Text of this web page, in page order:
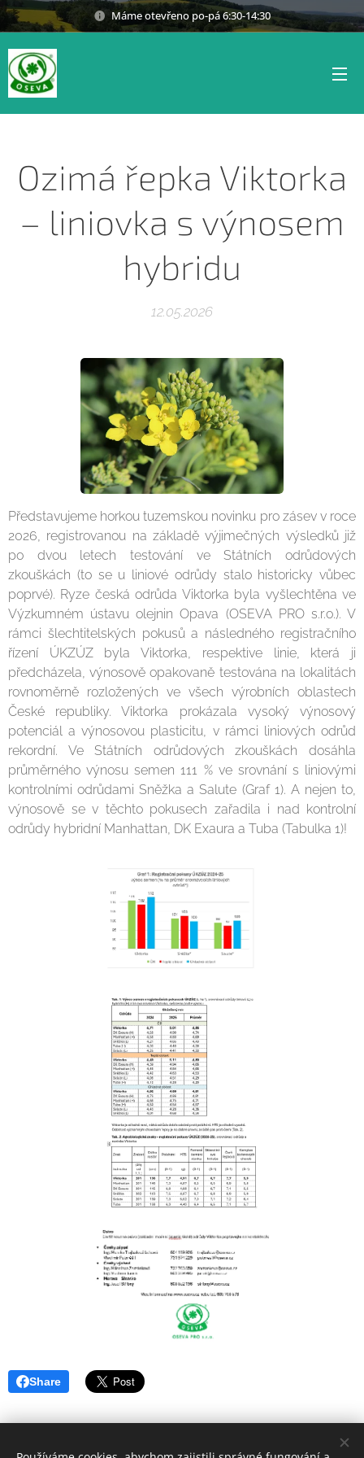
Máme otevřeno po-pá 6:30-14:30
Ozimá řepka Viktorka
– liniovka s výnosem
hybridu
12.05.2026
Představujeme horkou tuzemskou novinku pro zásev v roce
2026, registrovanou na základě výjimečných výsledků již
po dvou letech testování ve Státních odrůdových
zkouškách (to se u liniové odrůdy stalo historicky vůbec
poprvé). Ryze česká odrůda Viktorka byla vyšlechtěna ve
Výzkumném ústavu olejnin Opava (OSEVA PRO s.r.o.). V
rámci šlechtitelských pokusů a následného registračního
řízení ÚKZÚZ byla Viktorka, respektive linie, která ji
předcházela, výnosově opakovaně testována na lokalitách
rovnoměrně rozložených ve všech výrobních oblastech
České republiky. Viktorka prokázala vysoký výnosový
potenciál a výnosovou plasticitu, v rámci liniových odrůd
rekordní. Ve Státních odrůdových zkouškách dosáhla
průměrného výnosu semen 111 % ve srovnání s liniovými
kontrolními odrůdami Sněžka a Salute (Graf 1). A nejen to,
výnosově se v těchto pokusech zařadila i nad kontrolní
odrůdy hybridní Manhattan, DK Exaura a Tuba (Tabulka 1)!
Share